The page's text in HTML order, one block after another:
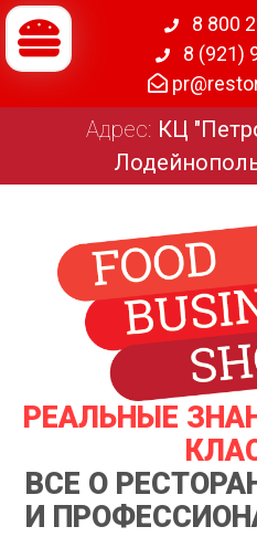
8 800
8 (921)
Адрес: КЦ
РЕАЛЬНЫЕ
ВСЕ О
И